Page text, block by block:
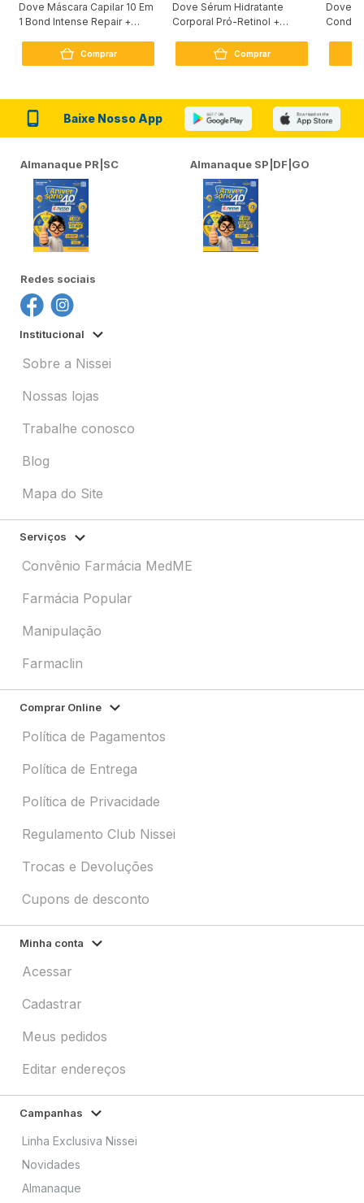
Dove Máscara Capilar 10 Em
1 Bond Intense Repair +
Comprar
Dove Sérum Hidratante
Corporal Pró-Retinol +
Comprar
Dove
Baixe Nosso App
Almanaque PR|SC Almanaque SP|DF|GO
Redes sociais
Institucional
Sobre a Nissei
Nossas lojas
Trabalhe conosco
Blog
Mapa do Site
Serviços
Convênio Farmácia MedME
Farmácia Popular
Manipulação
Farmaclin
Comprar Online
Política de Pagamentos
Política de Entrega
Política de Privacidade
Regulamento Club Nissei
Trocas e Devoluções
Cupons de desconto
Minha conta
Acessar
Cadastrar
Meus pedidos
Editar endereços
Campanhas
Linha Exclusiva Nissei
Novidades
Almanaque